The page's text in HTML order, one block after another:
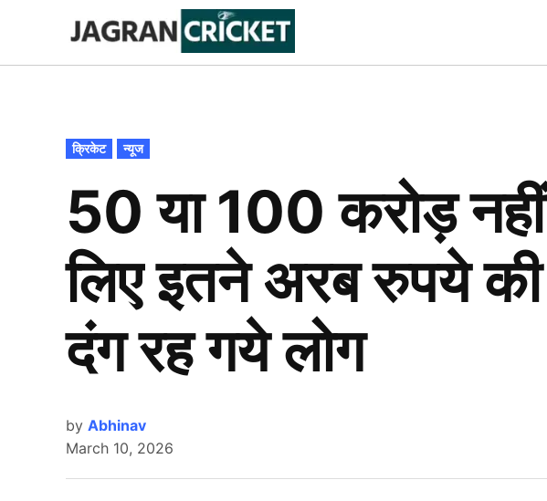
content
Cricket
POSTED
IN
क्रिकेट न्यूज
50 या 100 करोड़
लिए इतने अरब रुपये
दंग रह गये लोग
by Abhinav
March 10, 2026